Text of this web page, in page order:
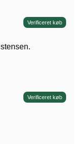
Verificeret køb
Verificeret køb